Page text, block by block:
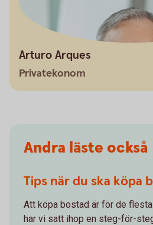
Arturo Arques
Privatekonom
Andra läste också
Tips när du ska köpa
Att köpa bostad är för de
har vi satt ihop en steg-för-